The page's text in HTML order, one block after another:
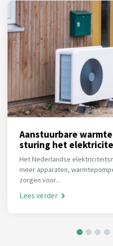
Aanstuurbare
sturing het
Het Nederlandse
meer apparaten,
zorgen voor...
Lees verder